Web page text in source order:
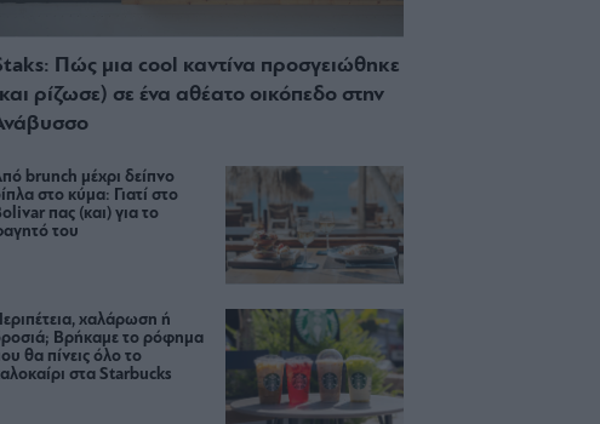
Πώς μια cool καντίνα προσγειώθηκε
ρίζωσε) σε ένα αθέατο οικόπεδο στην
brunch μέχρι δείπνο
στο κύμα: Γιατί στο
πας (και) για το
του
χαλάρωση ή
Βρήκαμε το ρόφημα
θα πίνεις όλο το
στα Starbucks